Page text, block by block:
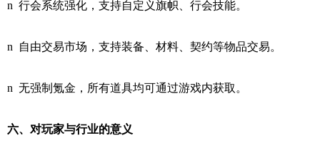
n 行会系统强化，支持自定义旗帜、行会技能。
n 自由交易市场，支持装备、材料、契约等物品交易。
n 无强制氪金，所有道具均可通过游戏内获取。
六、对玩家与行业的意义